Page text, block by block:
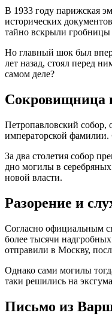
В 1933 году парижская
исторических
тайно вскрыли гробницы
Но главный шок был
лет назад, стоял перед
самом деле?
Сокровищница
Петропавловский собор,
императорской фамилии.
За два столетия собор
дно могилы в
новой власти.
Разорение и
Согласно официальным
более тысячи
отправили в Москву,
Однако сами могилы
таки решились на
Письмо из